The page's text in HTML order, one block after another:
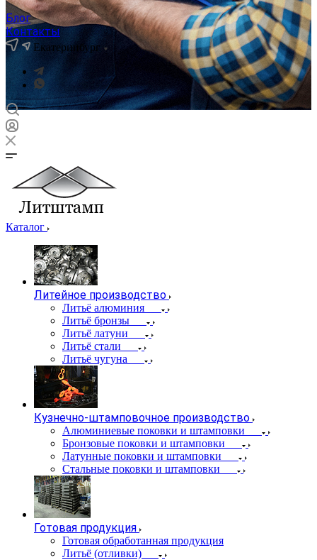
Блог
Контакты
Екатеринбург
Каталог
Литейное производство
Литьё алюминия
Литьё бронзы
Литьё латуни
Литьё стали
Литьё чугуна
Кузнечно-штамповочное производство
Алюминиевые поковки и штамповки
Бронзовые поковки и штамповки
Латунные поковки и штамповки
Стальные поковки и штамповки
Готовая продукция
Готовая обработанная продукция
Литьё (отливки)